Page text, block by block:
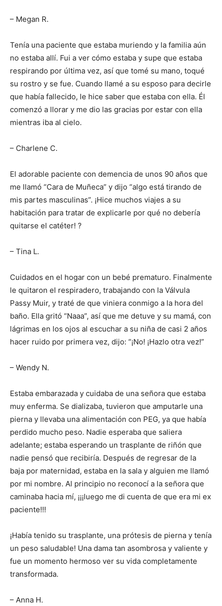
– Megan R.
Tenía una paciente que estaba muriendo y la familia aún
no estaba allí. Fui a ver cómo estaba y supe que estaba
respirando por última vez, así que tomé su mano, toqué
su rostro y se fue. Cuando llamé a su esposo para decirle
que había fallecido, le hice saber que estaba con ella. Él
comenzó a llorar y me dio las gracias por estar con ella
mientras iba al cielo.
– Charlene C.
El adorable paciente con demencia de unos 90 años que
me llamó “Cara de Muñeca” y dijo “algo está tirando de
mis partes masculinas”. ¡Hice muchos viajes a su
habitación para tratar de explicarle por qué no debería
quitarse el catéter! ?
– Tina L.
Cuidados en el hogar con un bebé prematuro. Finalmente
le quitaron el respiradero, trabajando con la Válvula
Passy Muir, y traté de que viniera conmigo a la hora del
baño. Ella gritó “Naaa”, así que me detuve y su mamá, con
lágrimas en los ojos al escuchar a su niña de casi 2 años
hacer ruido por primera vez, dijo: “¡No! ¡Hazlo otra vez!”
– Wendy N.
Estaba embarazada y cuidaba de una señora que estaba
muy enferma. Se dializaba, tuvieron que amputarle una
pierna y llevaba una alimentación con PEG, ya que había
perdido mucho peso. Nadie esperaba que saliera
adelante; estaba esperando un trasplante de riñón que
nadie pensó que recibiría. Después de regresar de la
baja por maternidad, estaba en la sala y alguien me llamó
por mi nombre. Al principio no reconocí a la señora que
caminaba hacia mí, ¡¡¡luego me di cuenta de que era mi ex
paciente!!!
¡Había tenido su trasplante, una prótesis de pierna y tenía
un peso saludable! Una dama tan asombrosa y valiente y
fue un momento hermoso ver su vida completamente
transformada.
– Anna H.